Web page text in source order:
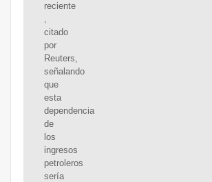
reciente
,
citado
por
Reuters,
señalando
que
esta
dependencia
de
los
ingresos
petroleros
sería